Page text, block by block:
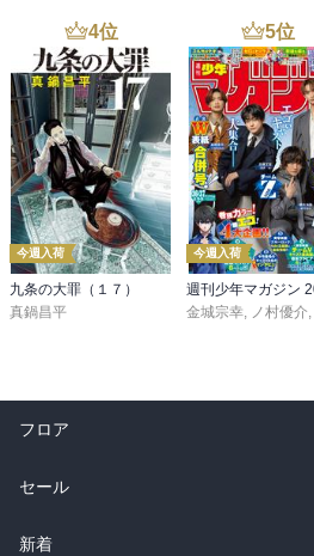
4位
今週入荷
九条の大罪（１７）
真鍋昌平
5位
今週入荷
金城宗幸, ノ村優介,
フロア
総合
ラノベ
セール
総合
新着